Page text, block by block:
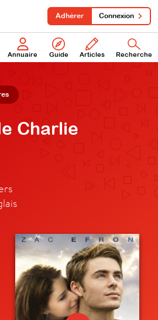
Annuaire Guide Articles Recherche
Adhérer Connexion
Charlie